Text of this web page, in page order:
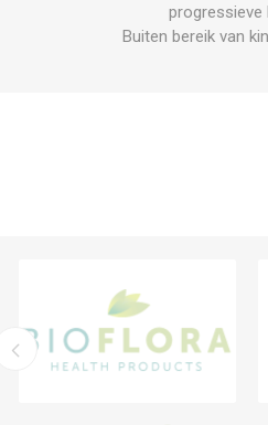
progressieve
Buiten bereik van